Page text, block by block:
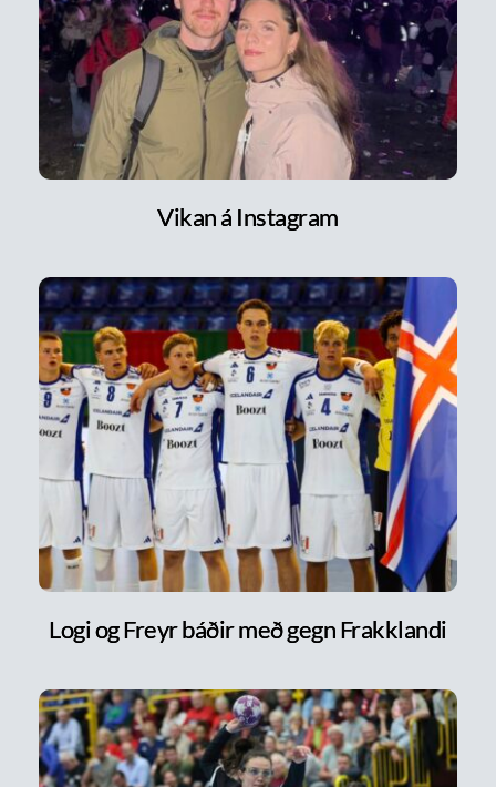
Vikan á Instagram
Logi og Freyr báðir með gegn Frakklandi